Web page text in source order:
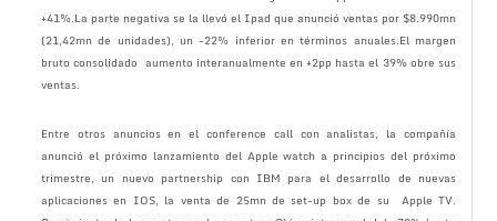
+41%.La parte negativa se la llevó el Ipad que anunció ventas por $8.990mn
(21,42mn de unidades), un -22% inferior en términos anuales.El margen
bruto consolidado aumento interanualmente en +2pp hasta el 39% obre sus
ventas.
Entre otros anuncios en el conference call con analistas, la compañía
anunció el próximo lanzamiento del Apple watch a principios del próximo
trimestre, un nuevo partnership con IBM para el desarrollo de nuevas
aplicaciones en IOS, la venta de 25mn de set-up box de su Apple TV.